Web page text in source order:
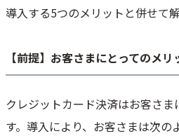
導入する5つのメリットと併せて解
【前提】お客さまにとってのメリ
クレジットカード決済はお客さ
す。導入により、お客さまは次の